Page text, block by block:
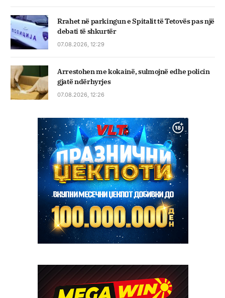
Rrahet në parkingun e Spitalit të Tetovës pas një
debati të shkurtër
07.08.2026, 12:29
Arrestohen me kokainë, sulmojnë edhe policin
gjatë ndërhyrjes
07.08.2026, 12:26